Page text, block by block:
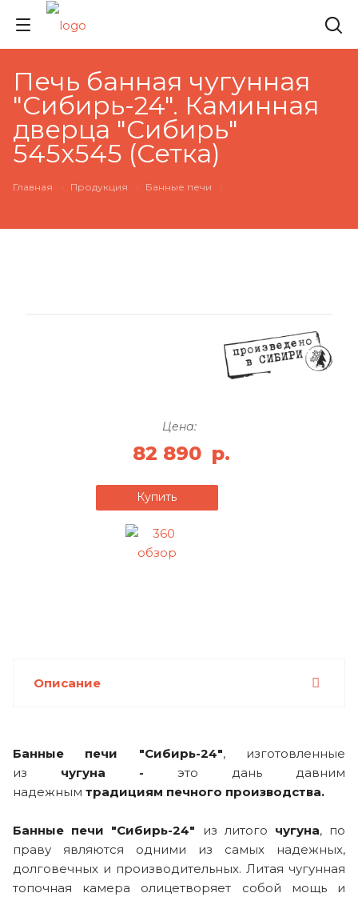
Печь банная чугунная
"Сибирь-24". Каминная
дверца "Сибирь"
545х545 (Сетка)
Главная Продукция Банные печи
Цена:
82 890 р.
Купить
Описание
Банные печи "Сибирь-24", изготовленные
из чугуна - это дань давним
надежным традициям печного производства.
Банные печи "Сибирь-24" из литого чугуна, по
праву являются одними из самых надежных,
долговечных и производительных. Литая чугунная
топочная камера олицетворяет собой мощь и